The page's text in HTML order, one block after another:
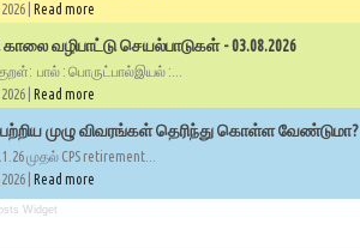
| Read more
வழிபாட்டு செயல்பாடுகள் - 03.08.2026
பால் : பொருட்பால்இயல் :...
| Read more
பற்றிய முழு விவரங்கள் தெரிந்து கொள்ள வேண்டுமா?
முதல் CPS retirement...
| Read more
Widget